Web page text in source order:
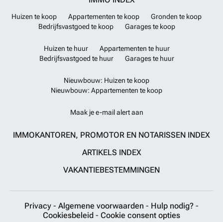
Huizen te koop Appartementen te koop
Gronden te koop
Bedrijfsvastgoed te koop
Garages te koop
Huizen te huur
Appartementen te huur
Bedrijfsvastgoed te huur
Garages te huur
Nieuwbouw: Huizen te koop
Nieuwbouw: Appartementen te koop
Maak je e-mail alert aan
IMMOKANTOREN, PROMOTOR EN NOTARISSEN INDEX
ARTIKELS INDEX
VAKANTIEBESTEMMINGEN
Privacy - Algemene voorwaarden - Hulp nodig? -
Cookiesbeleid - Cookie consent opties